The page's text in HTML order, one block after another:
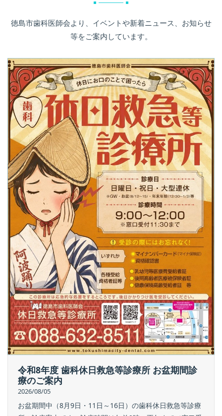
徳島市歯科医師会より、イベントや新着ニュース、お知らせ
等をご案内しています。
令和8年度 歯科休日救急等診療所 お盆期間診
療のご案内
2026/08/05
お盆期間中（8月9日・11日～16日）の歯科休日救急等診療